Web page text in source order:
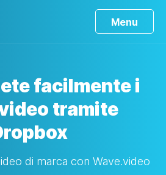
Menu
facilmente i
tramite
di marca con Wave.video